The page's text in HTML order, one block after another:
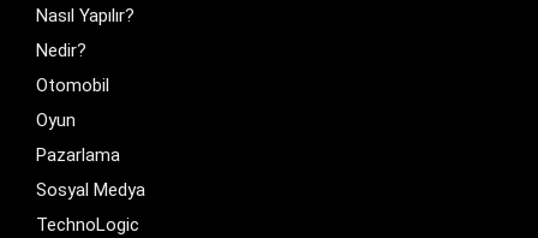
Nasıl Yapılır?
Nedir?
Otomobil
Oyun
Pazarlama
Sosyal Medya
TechnoLogic